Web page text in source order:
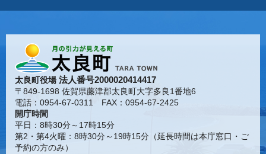
太良町役場法人番号2000020414417
〒849-1698 佐賀県藤津郡太良町大字多良1番地6
電話：0954-67-0311 FAX：0954-67-2425
開庁時間
平日：8時30分～17時15分
第2・第4火曜：8時30分～19時15分（延長時間は本庁窓口・ご
予約の方のみ）